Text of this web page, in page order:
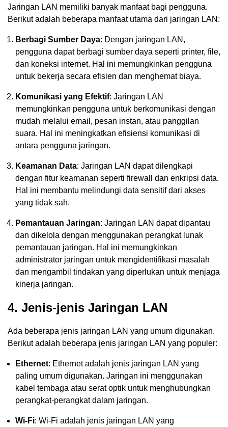
Jaringan LAN memiliki banyak manfaat bagi pengguna.
Berikut adalah beberapa manfaat utama dari jaringan LAN:
Berbagi Sumber Daya: Dengan jaringan LAN,
pengguna dapat berbagi sumber daya seperti printer, file,
dan koneksi internet. Hal ini memungkinkan pengguna
untuk bekerja secara efisien dan menghemat biaya.
Komunikasi yang Efektif: Jaringan LAN
memungkinkan pengguna untuk berkomunikasi dengan
mudah melalui email, pesan instan, atau panggilan
suara. Hal ini meningkatkan efisiensi komunikasi di
antara pengguna jaringan.
Keamanan Data: Jaringan LAN dapat dilengkapi
dengan fitur keamanan seperti firewall dan enkripsi data.
Hal ini membantu melindungi data sensitif dari akses
yang tidak sah.
Pemantauan Jaringan: Jaringan LAN dapat dipantau
dan dikelola dengan menggunakan perangkat lunak
pemantauan jaringan. Hal ini memungkinkan
administrator jaringan untuk mengidentifikasi masalah
dan mengambil tindakan yang diperlukan untuk menjaga
kinerja jaringan.
4. Jenis-jenis Jaringan LAN
Ada beberapa jenis jaringan LAN yang umum digunakan.
Berikut adalah beberapa jenis jaringan LAN yang populer:
Ethernet: Ethernet adalah jenis jaringan LAN yang
paling umum digunakan. Jaringan ini menggunakan
kabel tembaga atau serat optik untuk menghubungkan
perangkat-perangkat dalam jaringan.
Wi-Fi: Wi-Fi adalah jenis jaringan LAN yang